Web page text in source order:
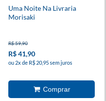
Uma Noite Na Livraria
Morisaki
R$ 59,90
R$ 41,90
ou 2x de R$ 20,95 sem juros